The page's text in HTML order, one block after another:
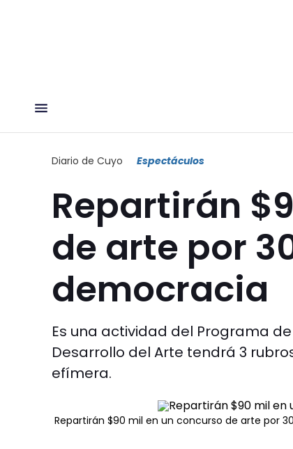
Diario de Cuyo Espectáculos
Repartirán
de arte por
democracia
Es una actividad del Programa
Desarrollo del Arte tendrá 3
efímera.
Repartirán $90 mil en un concurso de arte por